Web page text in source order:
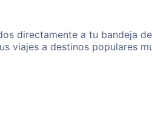
directamente a tu bandeja
a destinos populares